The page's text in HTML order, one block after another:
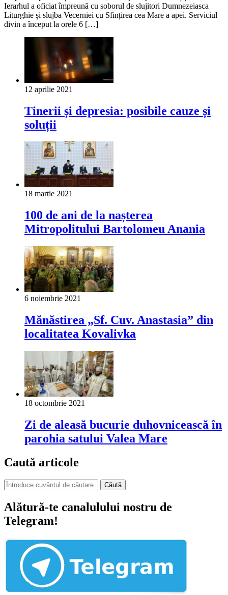
Ierarhul a oficiat împreună cu soborul de slujitori Dumnezeiasca
Liturghie și slujba Vecerniei cu Sfințirea cea Mare a apei. Serviciul
divin a început la orele 6 […]
12 aprilie 2021
Tinerii și depresia: posibile cauze și
soluții
18 martie 2021
100 de ani de la nașterea
Mitropolitului Bartolomeu Anania
6 noiembrie 2021
Mănăstirea „Sf. Cuv. Anastasia” din
localitatea Kovalivka
18 octombrie 2021
Zi de aleasă bucurie duhovnicească în
parohia satului Valea Mare
Caută articole
Căută
Alătură-te canalulului nostru de
Telegram!